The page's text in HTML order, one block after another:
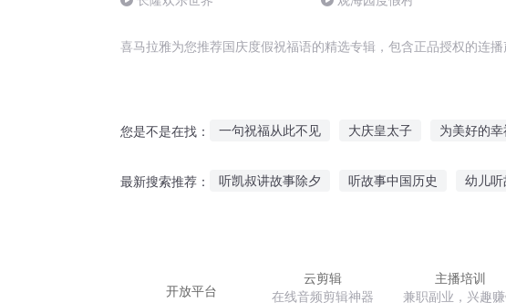
喜马拉雅为您推荐国庆度假祝福语的精选专辑，包含正品授权的连
您是不是在找： 一句祝福从此不见 大庆皇太子 为美好的
最新搜索推荐： 听凯叔讲故事除夕 听故事中国历史 幼儿
开放平台
云剪辑
在线音频剪辑神器
主播培训
兼职副业，兴趣